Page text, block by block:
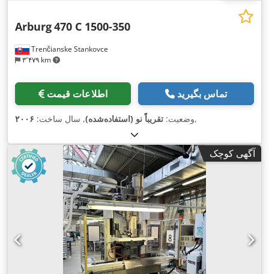
Trenčianske Stankovce
۳٬۴۷۹ km
Arburg470 C 1500-350
اطلاعات قیمت تماس بگیرید
وضعیت: تقریباً نو (استفاده‌شده), سال ساخت: ۲۰۰۶ ,
آگهی کوچک